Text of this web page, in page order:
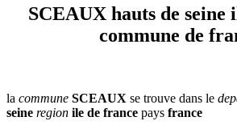
communes
A B C D E F
G
H
I J K L M
N
SCEAUX hauts de seine
commune de
la commune SCEAUX se trouve dans le
seine region ile de france pays france